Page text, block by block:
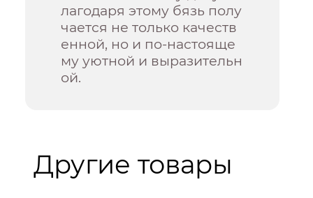
лагодаря этому бязь полу
чается не только качеств
енной, но и по-настояще
му уютной и выразительн
ой.
Другие товары